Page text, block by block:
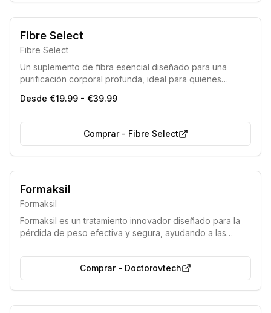
Fibre Select
Fibre Select
Un suplemento de fibra esencial diseñado para una
purificación corporal profunda, ideal para quienes
mejorar el bienestar general.
Desde €19.99 - €39.99
Comprar- Fibre Select
Acción rápida
Formaksil
Formaksil
Formaksil es un tratamiento innovador diseñado para la
pérdida de peso efectiva y segura, ayudando a las
ciclo. Este suplemento natural promueve una reducción
de peso saludable sin comprometer el bienestar general.
Comprar- Doctorovtech